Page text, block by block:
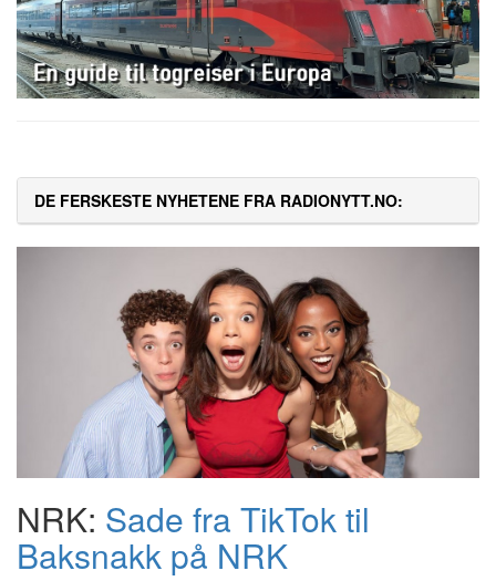
DE FERSKESTE NYHETENE FRA RADIONYTT.NO:
NRK: Sade fra TikTok til
Baksnakk på NRK